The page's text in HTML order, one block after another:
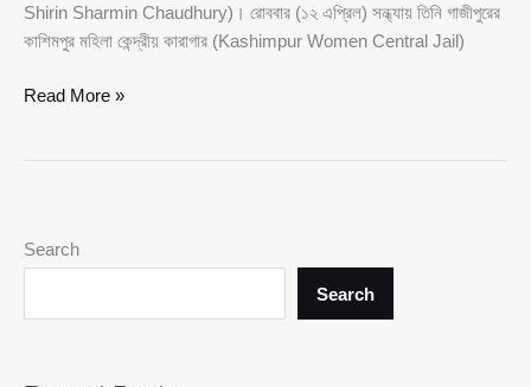
Shirin Sharmin Chaudhury)। রোববার (১২ এপ্রিল) সন্ধ্যায় তিনি গাজীপুরের
কাশিমপুর মহিলা কেন্দ্রীয় কারাগার (Kashimpur Women Central Jail)
জামিনের
শারমিন
কাশিমপুর
Read More »
Search
Search